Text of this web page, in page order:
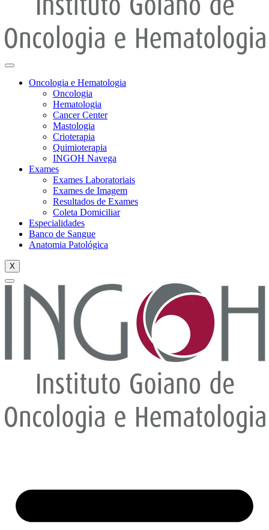
Oncologia e Hematologia
Oncologia
Hematologia
Cancer Center
Mastologia
Crioterapia
Quimioterapia
INGOH Navega
Exames
Exames Laboratoriais
Exames de Imagem
Resultados de Exames
Coleta Domiciliar
Especialidades
Banco de Sangue
Anatomia Patológica
X